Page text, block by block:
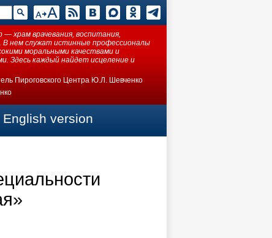
храм врачевания, воспитания,
В нем служат истинные профессионалы
моральными качествами и
Здесь каждый найдет исцеление и
Пироговского Центра Ю.Л. Шевченко
English version